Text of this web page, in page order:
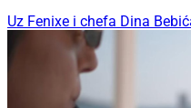
Uz Fenixe i chefa Dina